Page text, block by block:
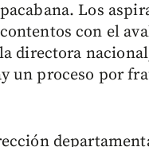
Los
con el
directora
un proceso por